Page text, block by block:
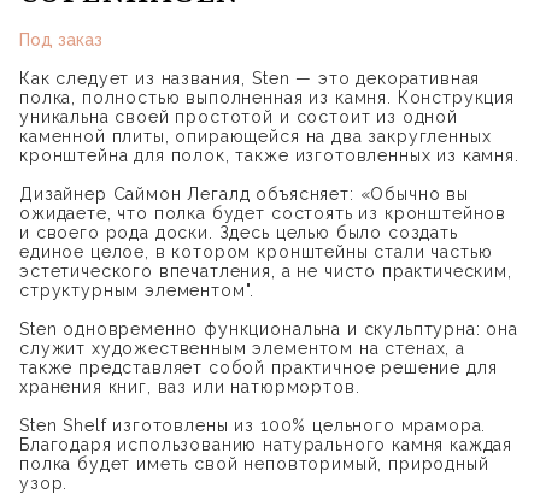
Под заказ
Как следует из названия, Sten — это декоративная
полка, полностью выполненная из камня. Конструкция
уникальна своей простотой и состоит из одной
каменной плиты, опирающейся на два закругленных
кронштейна для полок, также изготовленных из камня.
Дизайнер Саймон Легалд объясняет: «Обычно вы
ожидаете, что полка будет состоять из кронштейнов
и своего рода доски. Здесь целью было создать
единое целое, в котором кронштейны стали частью
эстетического впечатления, а не чисто практическим,
структурным элементом".
Sten одновременно функциональна и скульптурна: она
служит художественным элементом на стенах, а
также представляет собой практичное решение для
хранения книг, ваз или натюрмортов.
Sten Shelf изготовлены из 100% цельного мрамора.
Благодаря использованию натурального камня каждая
полка будет иметь свой неповторимый, природный
узор.